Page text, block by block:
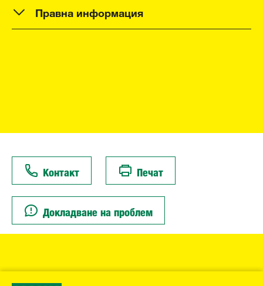
Правна информация
Контакт Печат
Докладване на проблем